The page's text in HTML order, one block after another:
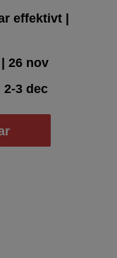
effektivt |
| 26 nov
| 2-3 dec